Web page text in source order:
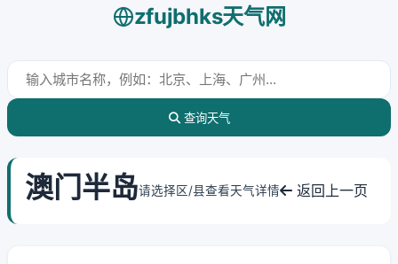
zfujbhks天气网
查询天气
澳门半岛请选择区/县查看天气详情 返回上一页